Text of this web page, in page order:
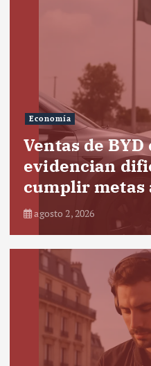
Economía
Ventas de
evidencian
cumplir metas
agosto 2, 2026